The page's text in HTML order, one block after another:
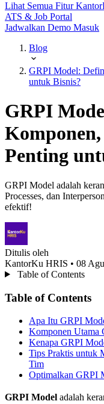
Lihat Semua Fitur
ATS & Job Portal
Jadwalkan Demo Masuk
Blog
GRPI Model:
untuk Bisnis?
GRPI
Penting
GRPI Model adalah
Processes, dan
efektif!
Ditulis oleh
KantorKu HRIS • 08
Table of Contents
Table of Contents
Apa Itu GRPI
Komponen Utama
Kenapa GRPI
Tips Praktis untuk
Tim
Optimalkan GRPI
GRPI Model adalah